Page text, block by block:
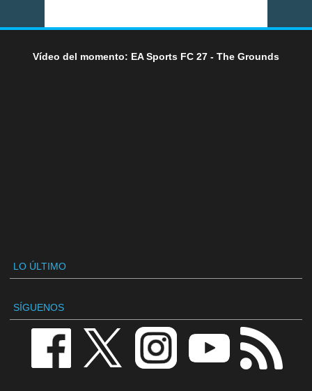
Vídeo del momento: EA Sports FC 27 - The Grounds
LO ÚLTIMO
SÍGUENOS